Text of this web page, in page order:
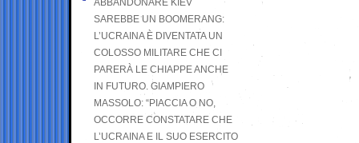
ABBANDONARE KIEV
SAREBBE UN BOOMERANG:
L’UCRAINA È DIVENTATA UN
COLOSSO MILITARE CHE CI
PARERÀ LE CHIAPPE ANCHE
IN FUTURO. GIAMPIERO
MASSOLO: “PIACCIA O NO,
OCCORRE CONSTATARE CHE
L’UCRAINA E IL SUO ESERCITO